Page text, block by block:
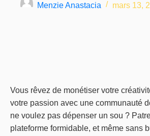
Menzie Anastacia mars 13,
Vous rêvez de monétiser votre
votre passion avec une communauté
ne voulez pas dépenser un sou ?
plateforme formidable, et même sans